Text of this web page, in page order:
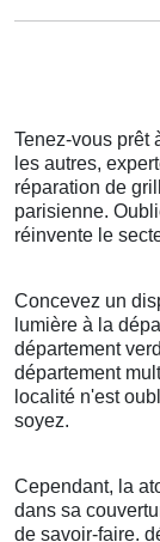
Tenez-vous prêt
les autres,
réparation de
parisienne.
réinvente le
Concevez un
lumière à la
département
département
localité n'est
soyez.
Cependant, la
dans sa
de savoir-faire.